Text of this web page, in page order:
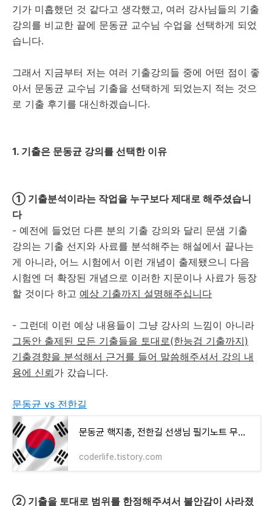
기가 미흡했던 것 같다고 생각했고, 여러 강사님들의 기출
강의를 비교한 끝에 문동균 교수님 수업을 선택하게 되었
습니다.
그래서 지금부터 저는 여러 기출강의들 중에 어떤 점이 좋
아서 문동균 교수님 기출을 선택하게 되었는지 적는 것으
로 기출 후기를 대신하겠습니다.
1. 기출은 문동균 강의를 선택한 이유
① 기출분석이라는 작업을 누구보다 제대로 해주셨습니
다
- 예전에 들었던 다른 분의 기출 강의와 달리 문샘 기출
강의는 기출 선지와 사료를 분석해주는 해설에서 끝나는
게 아니라, 어느 시험에서 이런 개념이 출제됐으니 다음
시험엔 더 확장된 개념으로 이러한 지문이나 사료가 등장
할 것이다 하고 예상 기출까지 설명해주십니다
- 그런데 이런 예상 내용들이 그냥 강사의 느낌이 아니라
그동안 출제된 모든 기출들을 토대로(한능검 기출까지)
기출경향을 분석해서 근거를 들어 말씀해주셔서 강의 내
용에 신뢰가 갔습니다.
문동균 vs 전한길
문동균 핵지총, 전한길 선생님 필기노트 무료강의 활용법 대공개
coderlife.tistory.com
② 기출을 토대로 범위를 한정해주셔서 불안감이 사라졌